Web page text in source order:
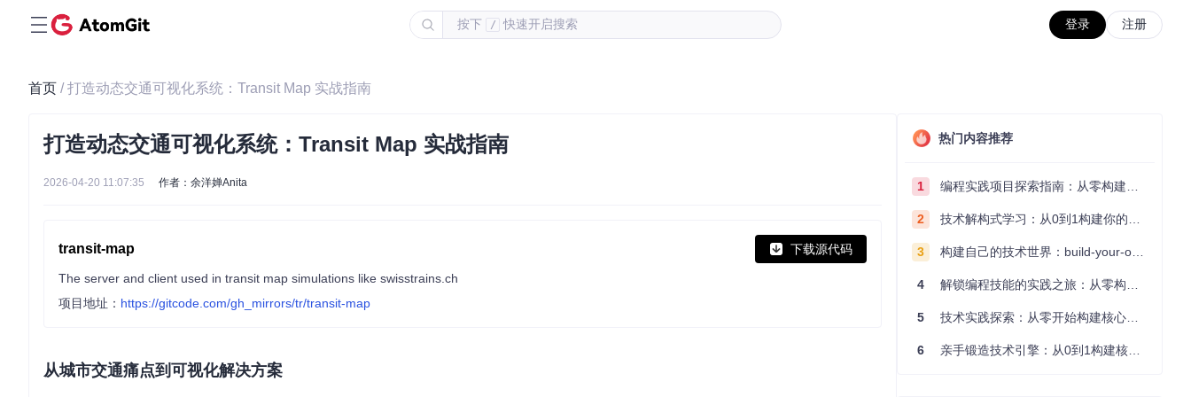
按下 / 快速开启搜索 登录 注册
首页 / 打造动态交通可视化系统：Transit Map 实战指南
打造动态交通可视化系统：Transit Map 实战指南
2026-04-20 11:07:35 作者：余洋婵Anita
transit-map 下载源代码
The server and client used in transit map simulations like swisstrains.ch
项目地址： https://gitcode.com/gh_mirrors/tr/transit-map
从城市交通痛点到可视化解决方案
热门内容推荐
1 编程实践项目探索指南：从零构建技术能力体系
2 技术解构式学习：从0到1构建你的编程知识体系
3 构建自己的技术世界：build-your-own-x项目的实践探索指南
4 解锁编程技能的实践之旅：从零构建你的技术世界
5 技术实践探索：从零开始构建核心系统的实践指南
6 亲手锻造技术引擎：从0到1构建核心系统的实践指南